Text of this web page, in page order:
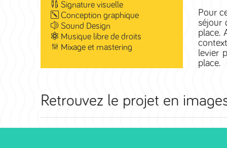
Signature visuelle
Conception graphique
Sound Design
Musique libre de droits
Mixage et mastering
Pour
séjour
place.
levier
place.
Retrouvez le projet en